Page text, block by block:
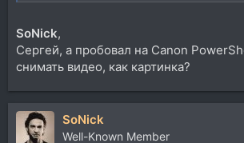
SoNick,
Сергей, а пробовал на Canon
снимать видео, как картинка?
SoNick
Well-Known Member